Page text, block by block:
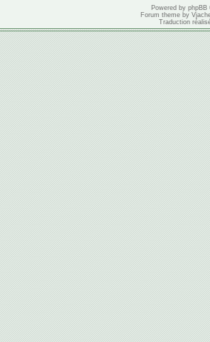
Powered by phpBB
Forum theme by
Traduction